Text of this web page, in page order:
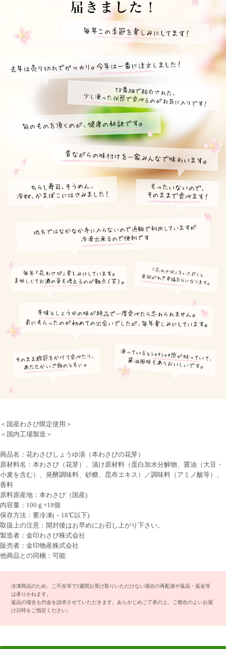
＜国産わさび限定使用＞
＜国内工場製造＞
商品名：花わさびしょうゆ漬（本わさびの花芽）
原材料名：本わさび（花芽）、漬け原材料（蛋白加水分解物、醤油（大豆・
小麦を含む）、発酵調味料、砂糖、昆布エキス）／調味料（アミノ酸等）、
香料
原料原産地：本わさび（国産)
内容量：100ｇ×18個
保存方法：要冷凍(－18℃以下)
取扱上の注意：開封後はお早めにお召し上がり下さい。
製造者：金印わさび株式会社
販売者：金印物産株式会社
他商品との同梱：可能
冷凍商品のため、ご不在等で1週間お受け取りいただけない場合の再配達や返品・返金等
は承りかねます。
返品の場合も代金を請求させていただきます。あらかじめご了承の上、ご都合のよいお届
け日時をご指定ください。